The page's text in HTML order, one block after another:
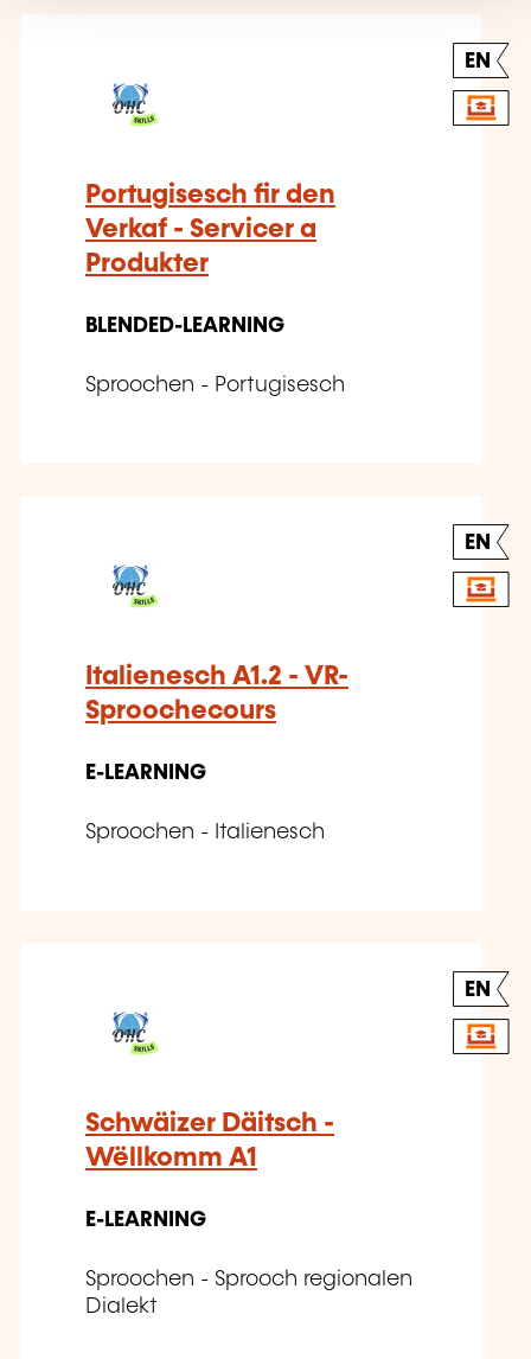
EN
Portugisesch fir den
Verkaf - Servicer a
Produkter
BLENDED-LEARNING
Sproochen - Portugisesch
EN
Italienesch A1.2 - VR-
Sproochecours
E-LEARNING
Sproochen - Italienesch
EN
Schwäizer Däitsch -
Wëllkomm A1
E-LEARNING
Sproochen - Sprooch regionalen
Dialekt